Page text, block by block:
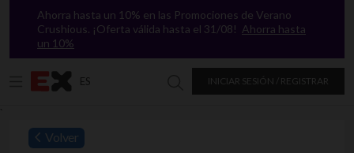
`
Ahorra hasta un 10% en las Promociones de Verano
Crushious. ¡Oferta válida hasta el 31/08! Ahorra hasta
un 10%
ES INICIAR SESIÓN / REGISTRAR
Buscar en Excitasy
Volver